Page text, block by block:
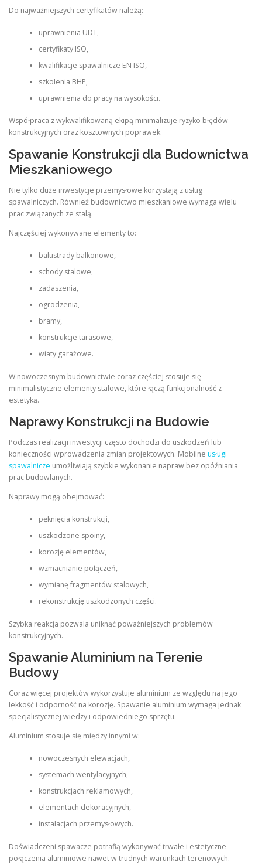
Do najważniejszych certyfikatów należą:
uprawnienia UDT,
certyfikaty ISO,
kwalifikacje spawalnicze EN ISO,
szkolenia BHP,
uprawnienia do pracy na wysokości.
Współpraca z wykwalifikowaną ekipą minimalizuje ryzyko błędów
konstrukcyjnych oraz kosztownych poprawek.
Spawanie Konstrukcji dla Budownictwa
Mieszkaniowego
Nie tylko duże inwestycje przemysłowe korzystają z usług
spawalniczych. Również budownictwo mieszkaniowe wymaga wielu
prac związanych ze stalą.
Najczęściej wykonywane elementy to:
balustrady balkonowe,
schody stalowe,
zadaszenia,
ogrodzenia,
bramy,
konstrukcje tarasowe,
wiaty garażowe.
W nowoczesnym budownictwie coraz częściej stosuje się
minimalistyczne elementy stalowe, które łączą funkcjonalność z
estetyką.
Naprawy Konstrukcji na Budowie
Podczas realizacji inwestycji często dochodzi do uszkodzeń lub
konieczności wprowadzenia zmian projektowych. Mobilne usługi
spawalnicze umożliwiają szybkie wykonanie napraw bez opóźniania
prac budowlanych.
Naprawy mogą obejmować:
pęknięcia konstrukcji,
uszkodzone spoiny,
korozję elementów,
wzmacnianie połączeń,
wymianę fragmentów stalowych,
rekonstrukcję uszkodzonych części.
Szybka reakcja pozwala uniknąć poważniejszych problemów
konstrukcyjnych.
Spawanie Aluminium na Terenie
Budowy
Coraz więcej projektów wykorzystuje aluminium ze względu na jego
lekkość i odporność na korozję. Spawanie aluminium wymaga jednak
specjalistycznej wiedzy i odpowiedniego sprzętu.
Aluminium stosuje się między innymi w:
nowoczesnych elewacjach,
systemach wentylacyjnych,
konstrukcjach reklamowych,
elementach dekoracyjnych,
instalacjach przemysłowych.
Doświadczeni spawacze potrafią wykonywać trwałe i estetyczne
połączenia aluminiowe nawet w trudnych warunkach terenowych.